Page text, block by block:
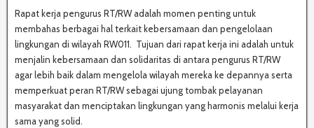
Rapat kerja pengurus RT/RW adalah momen penting untuk
membahas berbagai hal terkait kebersamaan dan pengelolaan
lingkungan di wilayah RW011. Tujuan dari rapat kerja ini adalah untuk
menjalin kebersamaan dan solidaritas di antara pengurus RT/RW
agar lebih baik dalam mengelola wilayah mereka ke depannya serta
memperkuat peran RT/RW sebagai ujung tombak pelayanan
masyarakat dan menciptakan lingkungan yang harmonis melalui kerja
sama yang solid.